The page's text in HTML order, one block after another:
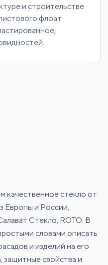
и строительстве
флоат
качественное стекло от
Европы и России,
Стекло, ROTO. В
словами описать
и изделий на его
защитные свойства и